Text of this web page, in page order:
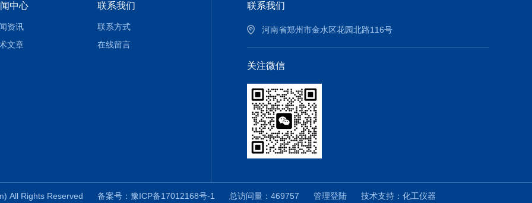
中心
资讯
文章
联系我们
联系方式
在线留言
联系我们
河南省郑州市金水区花园北路116号
关注微信
All Rights Reserved 备案号：豫ICP备17012168号-1 总访问量：469757 管理登陆 技术支持： 化工仪器